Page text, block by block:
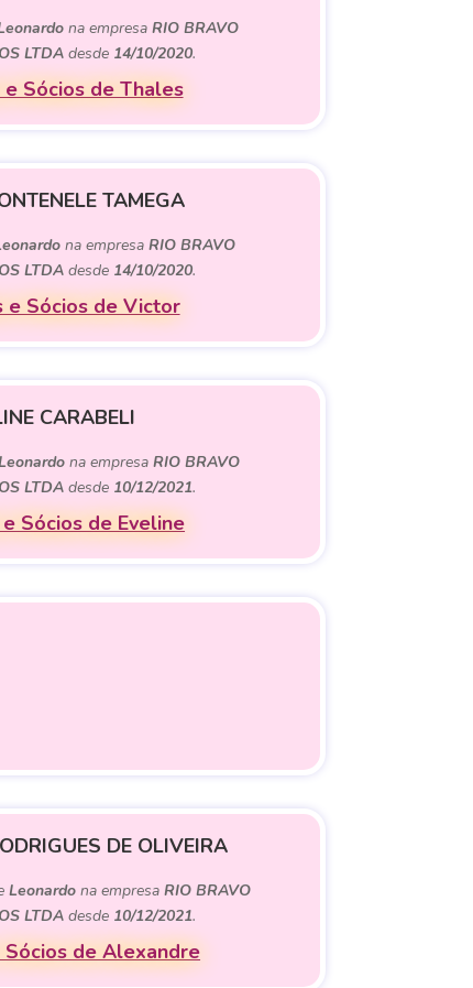
na empresa RIO BRAVO
LTDAdesde 14/10/2020.
e Sócios de Thales
TAMEGA
na empresaRIO BRAVO
LTDAdesde 14/10/2020.
e Sócios de Victor
CARABELI
na empresa RIO BRAVO
LTDAdesde 10/12/2021.
Sócios de Eveline
DE OLIVEIRA
Leonardona empresa RIO BRAVO
LTDAdesde 10/12/2021.
Sócios de Alexandre